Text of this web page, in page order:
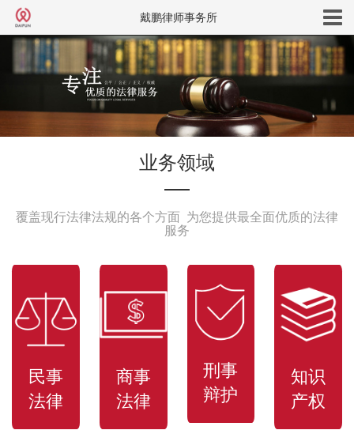
业务领域
覆盖现行法律法规的各个方面 为您提供最全面优质的法律
服务
民事
法律
商事
法律
刑事
辩护
知识
产权
戴鹏律师事务所